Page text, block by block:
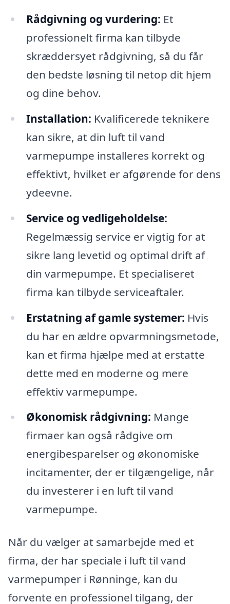
Rådgivning og vurdering: Et
professionelt firma kan tilbyde
skræddersyet rådgivning, så du får
den bedste løsning til netop dit hjem
og dine behov.
Installation: Kvalificerede teknikere
kan sikre, at din luft til vand
varmepumpe installeres korrekt og
effektivt, hvilket er afgørende for dens
ydeevne.
Service og vedligeholdelse:
Regelmæssig service er vigtig for at
sikre lang levetid og optimal drift af
din varmepumpe. Et specialiseret
firma kan tilbyde serviceaftaler.
Erstatning af gamle systemer: Hvis
du har en ældre opvarmningsmetode,
kan et firma hjælpe med at erstatte
dette med en moderne og mere
effektiv varmepumpe.
Økonomisk rådgivning: Mange
firmaer kan også rådgive om
energibesparelser og økonomiske
incitamenter, der er tilgængelige, når
du investerer i en luft til vand
varmepumpe.
Når du vælger at samarbejde med et
firma, der har speciale i luft til vand
varmepumper i Rønninge, kan du
forvente en professionel tilgang, der